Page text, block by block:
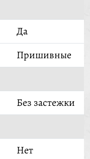
Да
Пришивные
Без застежки
Нет